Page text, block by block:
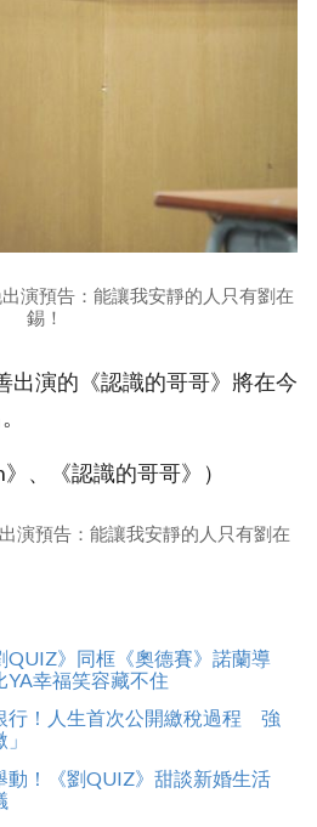
出演預告：能讓我安靜的人只有劉在
錫！
出演的《認識的哥哥》將在今
、《認識的哥哥》）
演預告：能讓我安靜的人只有劉在
QUIZ》同框《奧德賽》諾蘭導
幸福笑容藏不住
行！人生首次公開繳稅過程 強
動！《劉QUIZ》甜談新婚生活